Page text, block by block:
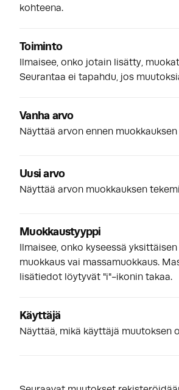
kohteena.
Toiminto
Ilmaisee, onko jotain lisätty,
Seurantaa ei tapahdu, jos
Vanha arvo
Näyttää arvon ennen
Uusi arvo
Näyttää arvon muokkauksen
Muokkaustyyppi
Ilmaisee, onko kyseessä
muokkaus vai massamuokkaus.
lisätiedot löytyvät "i"-ikonin takaa.
Käyttäjä
Näyttää, mikä käyttäjä muutoksen